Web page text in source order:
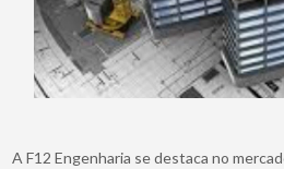
A F12 Engenharia se destaca no